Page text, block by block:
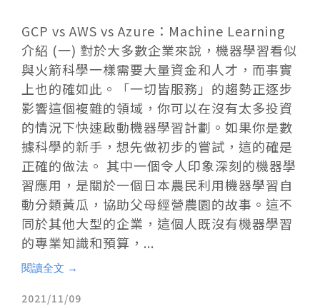
GCP vs AWS vs Azure：Machine Learning
介紹 (一) 對於大多數企業來說，機器學習看似
與火箭科學一樣需要大量資金和人才，而事實
上也的確如此。「一切皆服務」的趨勢正逐步
影響這個複雜的領域，你可以在沒有太多投資
的情況下快速啟動機器學習計劃。如果你是數
據科學的新手，想先做初步的嘗試，這的確是
正確的做法。 其中一個令人印象深刻的機器學
習應用，是關於一個日本農民利用機器學習自
動分類黃瓜，協助父母經營農園的故事。這不
同於其他大型的企業，這個人既沒有機器學習
的專業知識和預算，...
閱讀全文 →
2021/11/09